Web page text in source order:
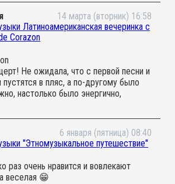
14 марта (вторник) 16:58
Латиноамериканская вечеринка с
Corazon
Не ожидала, что с первой песни и
в пляс, а по-другому было
настолько было энергично,
и зажигательно! Зал на
удачный, места достаточно всем и
В конце детям раздавали
Час пролетел просто незаметно.
коллективу группы, а в особенности
музыку и шикарное настроение!
6 января (пятница) 08:40
"Этномузыкальное путешествие"
раз очень нравится и вовлекают
веселая 😁